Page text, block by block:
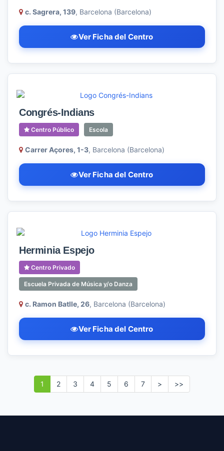
c. Sagrera, 139, Barcelona (Barcelona)
Ver Ficha del Centro
Congrés-Indians
Centro Público Escola
Carrer Açores, 1-3, Barcelona (Barcelona)
Ver Ficha del Centro
Herminia Espejo
Centro Privado
Escuela Privada de Música y/o Danza
c. Ramon Batlle, 26, Barcelona (Barcelona)
Ver Ficha del Centro
1 2 3 4 5 6 7 > >>